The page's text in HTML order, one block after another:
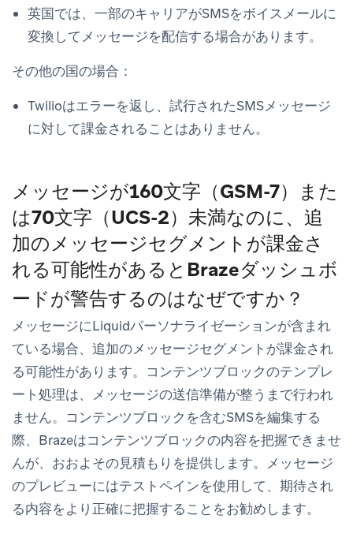
英国では、一部のキャリアがSMSをボイスメールに
変換してメッセージを配信する場合があります。
その他の国の場合：
Twilioはエラーを返し、試行されたSMSメッセージ
に対して課金されることはありません。
メッセージが160文字（GSM-7）また
は70文字（UCS-2）未満なのに、追
加のメッセージセグメントが課金さ
れる可能性があるとBrazeダッシュボ
ードが警告するのはなぜですか？
メッセージにLiquidパーソナライゼーションが含まれ
ている場合、追加のメッセージセグメントが課金され
る可能性があります。コンテンツブロックのテンプレ
ート処理は、メッセージの送信準備が整うまで行われ
ません。コンテンツブロックを含むSMSを編集する
際、Brazeはコンテンツブロックの内容を把握できませ
んが、おおよその見積もりを提供します。メッセージ
のプレビューにはテストペインを使用して、期待され
る内容をより正確に把握することをお勧めします。